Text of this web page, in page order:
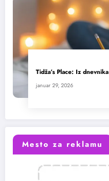
Tidža’s Place: Iz dnevnika
januar 29, 2026
Mesto za reklamu